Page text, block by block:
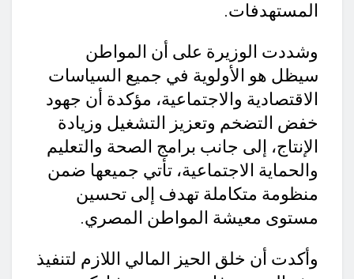
المستهدفات.
وشددت الوزيرة على أن المواطن
سيظل هو الأولوية في جميع السياسات
الاقتصادية والاجتماعية، مؤكدة أن جهود
خفض التضخم وتعزيز التشغيل وزيادة
الإنتاج، إلى جانب برامج الصحة والتعليم
والحماية الاجتماعية، تأتي جميعها ضمن
منظومة متكاملة تهدف إلى تحسين
مستوى معيشة المواطن المصري.
وأكدت أن خلق الحيز المالي اللازم لتنفيذ